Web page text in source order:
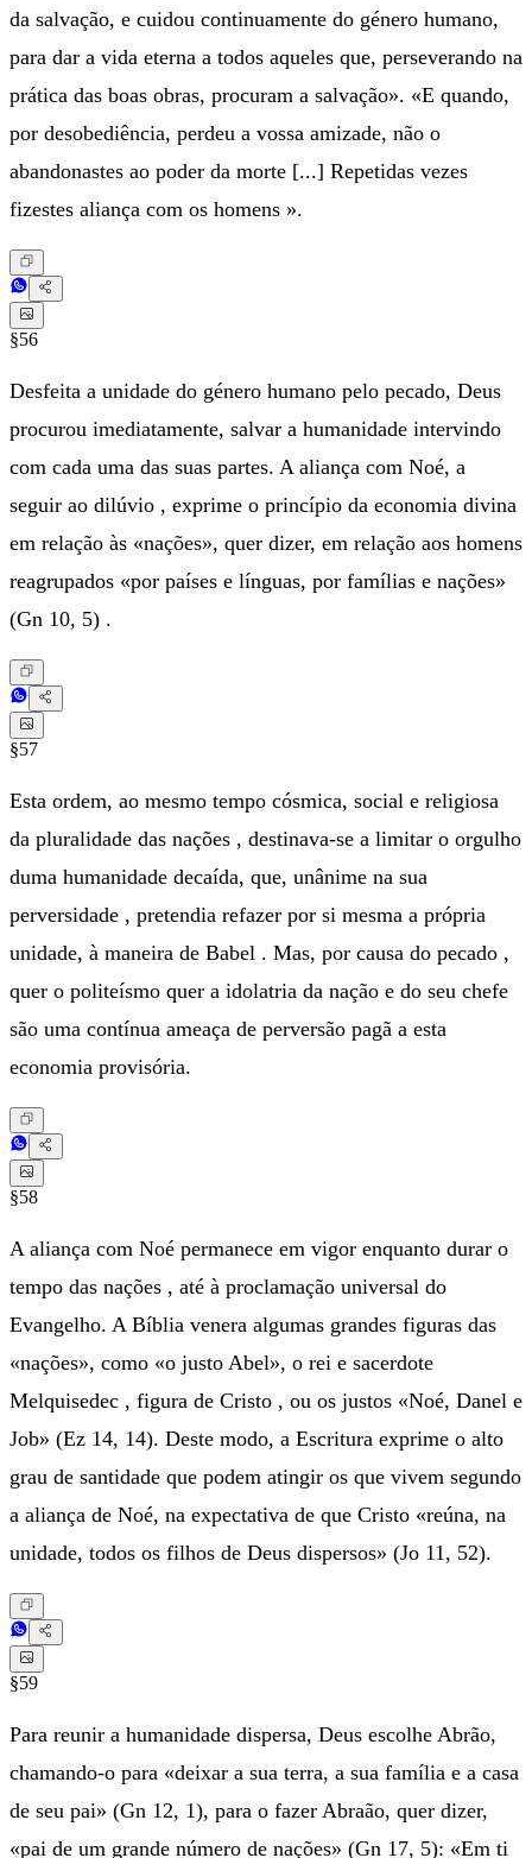
da salvação, e cuidou continuamente do género humano,
para dar a vida eterna a todos aqueles que, perseverando na
prática das boas obras, procuram a salvação». «E quando,
por desobediência, perdeu a vossa amizade, não o
abandonastes ao poder da morte [...] Repetidas vezes
fizestes aliança com os homens ».
§56
Desfeita a unidade do género humano pelo pecado, Deus
procurou imediatamente, salvar a humanidade intervindo
com cada uma das suas partes. A aliança com Noé, a
seguir ao dilúvio , exprime o princípio da economia divina
em relação às «nações», quer dizer, em relação aos homens
reagrupados «por países e línguas, por famílias e nações»
(Gn 10, 5) .
§57
Esta ordem, ao mesmo tempo cósmica, social e religiosa
da pluralidade das nações , destinava-se a limitar o orgulho
duma humanidade decaída, que, unânime na sua
perversidade , pretendia refazer por si mesma a própria
unidade, à maneira de Babel . Mas, por causa do pecado ,
quer o politeísmo quer a idolatria da nação e do seu chefe
são uma contínua ameaça de perversão pagã a esta
economia provisória.
§58
A aliança com Noé permanece em vigor enquanto durar o
tempo das nações , até à proclamação universal do
Evangelho. A Bíblia venera algumas grandes figuras das
«nações», como «o justo Abel», o rei e sacerdote
Melquisedec , figura de Cristo , ou os justos «Noé, Danel e
Job» (Ez 14, 14). Deste modo, a Escritura exprime o alto
grau de santidade que podem atingir os que vivem segundo
a aliança de Noé, na expectativa de que Cristo «reúna, na
unidade, todos os filhos de Deus dispersos» (Jo 11, 52).
§59
Para reunir a humanidade dispersa, Deus escolhe Abrão,
chamando-o para «deixar a sua terra, a sua família e a casa
de seu pai» (Gn 12, 1), para o fazer Abraão, quer dizer,
«pai de um grande número de nações» (Gn 17, 5): «Em ti